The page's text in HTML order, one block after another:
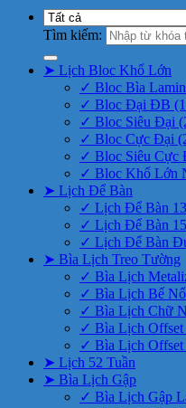
Tìm kiếm:
➤ Lịch Bloc Khổ Lớn
✓ Bloc Bìa
✓ Bloc Đại ĐB
✓ Bloc Siêu Đại
✓ Bloc Cực Đại
✓ Bloc Siêu Cực
✓ Bloc Khổ Lớn
➤ Lịch Để Bàn
✓ Lịch Để Bàn
✓ Lịch Để Bàn
✓ Lịch Để Bàn
➤ Bìa Lịch Treo Tường
✓ Bìa Lịch
✓ Bìa Lịch Bế
✓ Bìa Lịch Chữ
✓ Bìa Lịch Offset
✓ Bìa Lịch Offset
➤ Lịch 52 Tuần
➤ Bìa Lịch Gập
✓ Bìa Lịch Gập